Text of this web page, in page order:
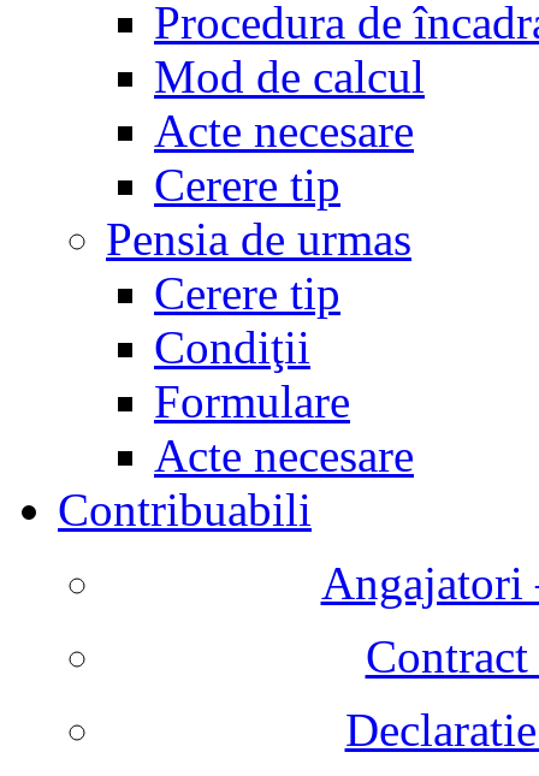
Procedura de
Mod de calcul
Acte necesare
Cerere tip
Pensia de urmas
Cerere tip
Condiţii
Formulare
Acte necesare
Contribuabili
Angajatori
Contract